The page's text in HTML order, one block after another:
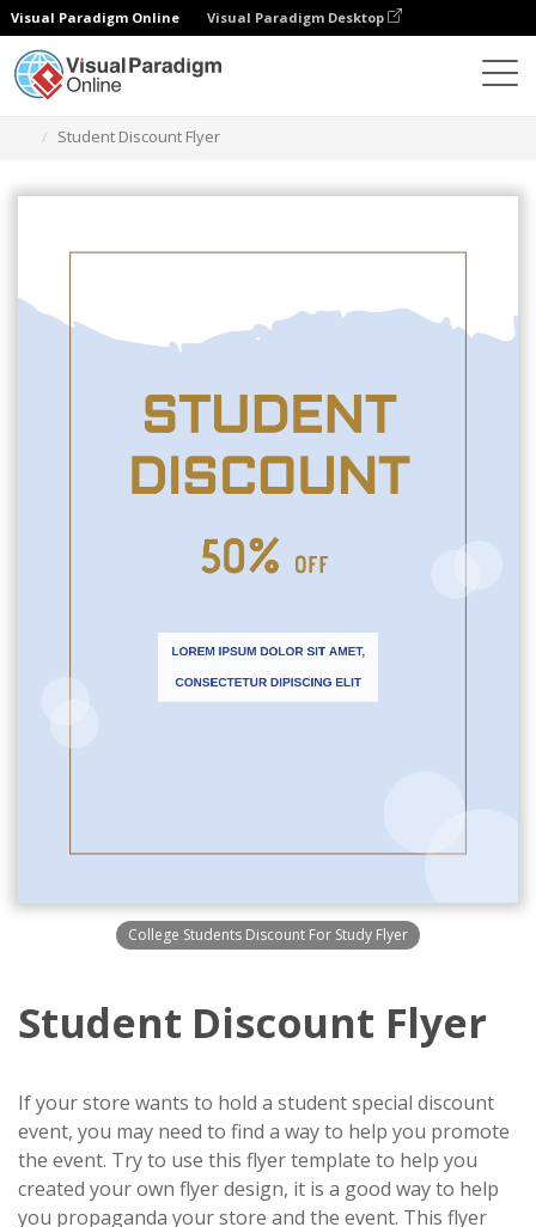
Visual Paradigm Online Visual Paradigm Desktop
Student Discount Flyer
College Students Discount For Study Flyer
Student Discount Flyer
If your store wants to hold a student special discount
event, you may need to find a way to help you promote
the event. Try to use this flyer template to help you
created your own flyer design, it is a good way to help
you propaganda your store and the event. This flyer